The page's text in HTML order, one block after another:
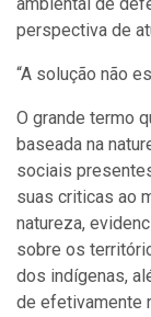
perspectiva de
“A solução não
O grande termo
baseada na
sociais
suas criticas ao
natureza,
sobre os
dos indígenas,
de efetivamente